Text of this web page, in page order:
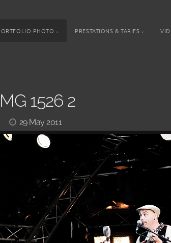
PHOTO PRESTATIONS & TARIFS
1526 2
29 May 2011